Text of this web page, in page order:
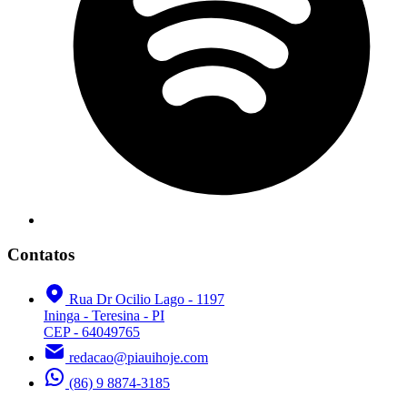
Contatos
Rua Dr Ocilio Lago - 1197
Ininga - Teresina - PI
CEP - 64049765
redacao@piauihoje.com
(86) 9 8874-3185